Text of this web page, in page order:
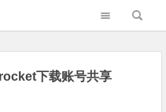
下载账号共享